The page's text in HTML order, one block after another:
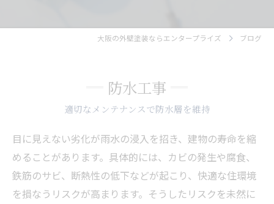
大阪の外壁塗装ならエンタープライズ ブログ
防水工事
適切なメンテナンスで防水層を維持
目に見えない劣化が雨水の浸入を招き、建物の寿命を縮
めることがあります。具体的には、カビの発生や腐食、
鉄筋のサビ、断熱性の低下などが起こり、快適な住環境
を損なうリスクが高まります。そうしたリスクを未然に